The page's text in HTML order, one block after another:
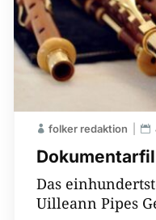
folker redaktion
Das
Uilleann Pipes